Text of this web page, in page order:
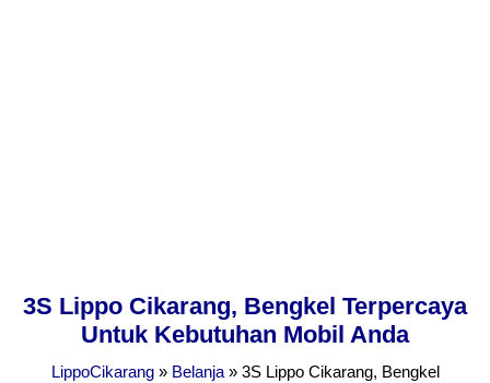
3S Lippo Cikarang, Bengkel Terpercaya
Untuk Kebutuhan Mobil Anda
LippoCikarang» Belanja» 3S Lippo Cikarang, Bengkel